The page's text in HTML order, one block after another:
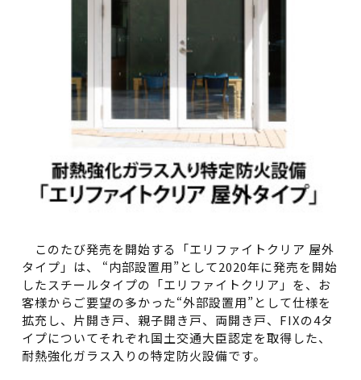
このたび発売を開始する「エリファイトクリア 屋外
タイプ」は、 “内部設置用”として2020年に発売を開始
したスチールタイプの「エリファイトクリア」を、お
客様からご要望の多かった“外部設置用”として仕様を
拡充し、片開き戸、親子開き戸、両開き戸、FIXの4タ
イプについてそれぞれ国土交通大臣認定を取得した、
耐熱強化ガラス入りの特定防火設備です。